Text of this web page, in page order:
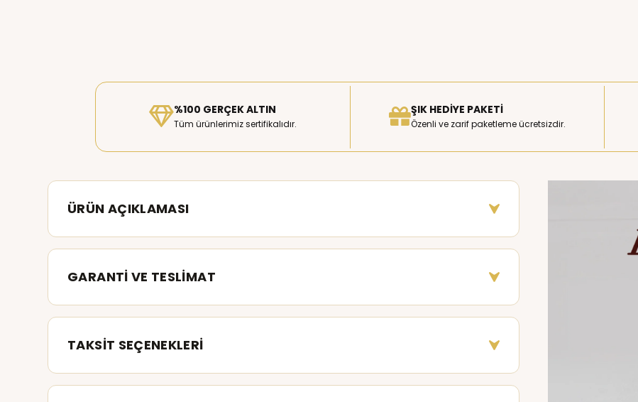
%100 GERÇEK ALTIN
Tüm ürünlerimiz sertifikalıdır.
ŞIK HEDIYE PAKETI
Özenli ve zarif paketleme ücretsizdir.
ÜRÜN AÇIKLAMASI
GARANTİ VE TESLİMAT
TAKSİT SEÇENEKLERİ